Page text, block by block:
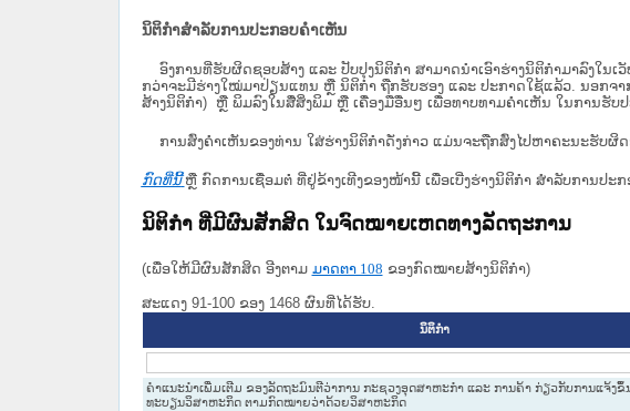
ນິຕິກຳສຳລັບການປະກອບຄຳເຫັນ
ອົງການທີ່ຮັບຜິດຊອບສ້າງ ແລະ ປັບປຸງນິຕິກຳ ສາມາດນຳເອົາຮ່າງນິຕິກຳມາລົງໃນ​
ກວ່າຈະມີຮ່າງໃໝ່ມາປ່ຽນແທນ ຫຼື ນິຕິກໍາ ຖືກຮັບຮອງ ແລະ ປະກາດໃຊ້ແລ້ວ. ນອກຈາ
ສ້າງນິຕິກຳ) ຫຼື ພິມລົງໃນສື່ສິ່ງພິມ ຫຼື ເຄື່ອງມືອື່ນໆ ເພື່ອທາບທາມຄໍາເຫັນ ໃນການຮັບ
ການສົ່ງຄໍາເຫັນຂອງທ່ານ ໃສ່ຮ່າງນິຕິກຳດັ່ງກ່າວ ແມ່ນຈະຖືກສົ່ງໄປຫາຄະນະຮັບຜິດ
ກົດທີ່ນີ້ ຫຼື ກົດການເຊື່ອມຕໍ່ ທີ່ຢູ່ຂ້າງເທີງຂອງໜ້ານີ້ ເພື່ອເບີ່ງຮ່າງນິຕິກໍາ ສໍາລັບການປ
ນິຕິກໍາ ທີ່ມີຜົນສັກສິດ ໃນຈົດໝາຍເຫດທາງລັດຖະການ
(ເພື່ອໃຫ້ມີຜົນສັກສິດ ອີງຕາມ ມາດ​ຕາ 108 ຂອງກົດໝາຍສ້າງນິຕິກໍາ)
ສະແດງ 91-100 ຂອງ 1468 ຜົນທີ່ໄດ້ຮັບ.
ນິຕິກໍາ
ຄຳແນະນຳເພີ່ມເຕີມ ຂອງລັດຖະມົນຕີວ່າການ ກະຊວງອຸດສາຫະກຳ ແລະ ການຄ້າ ກ່ຽວກັບການແຈ້ງຂຶ້
ທະບຽນວິສາຫະກິດ ຕາມກົດໝາຍວ່າດ້ວຍວິສາຫະກິດ